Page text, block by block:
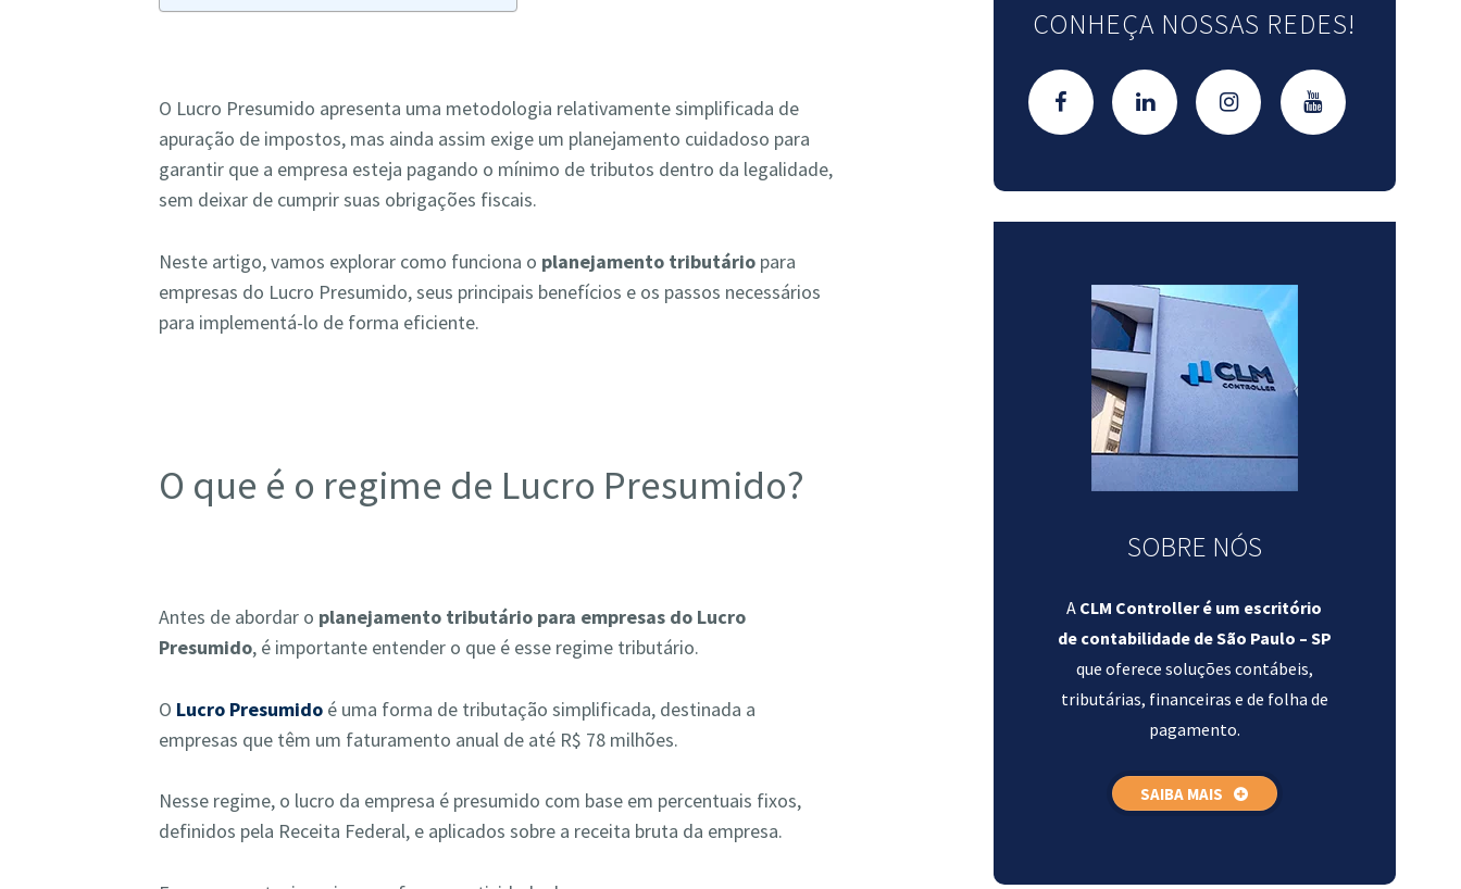
O Lucro Presumido apresenta uma metodologia relativamente simplificada de
apuração de impostos, mas ainda assim exige um planejamento cuidadoso para
garantir que a empresa esteja pagando o mínimo de tributos dentro da legalidade,
sem deixar de cumprir suas obrigações fiscais.
Neste artigo, vamos explorar como funciona o planejamento tributário para
empresas do Lucro Presumido, seus principais benefícios e os passos necessários
para implementá-lo de forma eficiente.
O que é o regime de Lucro Presumido?
Antes de abordar o planejamento tributário para empresas do Lucro
Presumido, é importante entender o que é esse regime tributário.
O Lucro Presumido é uma forma de tributação simplificada, destinada a
empresas que têm um faturamento anual de até R$ 78 milhões.
Nesse regime, o lucro da empresa é presumido com base em percentuais fixos,
definidos pela Receita Federal, e aplicados sobre a receita bruta da empresa.
CONHEÇA NOSSAS REDES!
SOBRE NÓS
A CLM Controller é um escritório
de contabilidade de São Paulo – SP
que oferece soluções contábeis,
tributárias, financeiras e de folha de
pagamento.
SAIBA MAIS